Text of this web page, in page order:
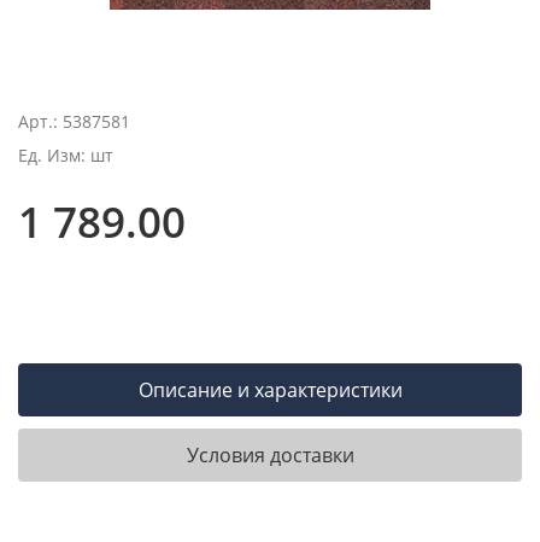
Арт.: 5387581
Ед. Изм: шт
1 789.00
Описание и характеристики
Условия доставки